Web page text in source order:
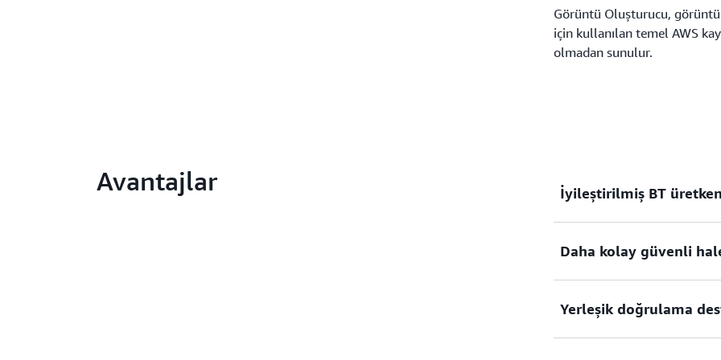
Görüntü Oluşturucu,
için kullanılan temel AWS
olmadan sunulur.
Avantajlar İyileştirilmiş BT
Görüntü Oluşturucu; basit
önemli derecede azaltır.
Daha kolay güvenli
EC2 Görüntü Oluşturucu,
Yerleşik doğrulama